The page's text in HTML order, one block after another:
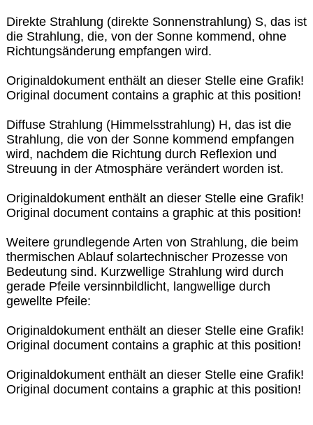
Direkte Strahlung (direkte Sonnenstrahlung) S, das ist
die Strahlung, die, von der Sonne kommend, ohne
Richtungsänderung empfangen wird.
Originaldokument enthält an dieser Stelle eine Grafik!
Original document contains a graphic at this position!
Diffuse Strahlung (Himmelsstrahlung) H, das ist die
Strahlung, die von der Sonne kommend empfangen
wird, nachdem die Richtung durch Reflexion und
Streuung in der Atmosphäre verändert worden ist.
Originaldokument enthält an dieser Stelle eine Grafik!
Original document contains a graphic at this position!
Weitere grundlegende Arten von Strahlung, die beim
thermischen Ablauf solartechnischer Prozesse von
Bedeutung sind. Kurzwellige Strahlung wird durch
gerade Pfeile versinnbildlicht, langwellige durch
gewellte Pfeile:
Originaldokument enthält an dieser Stelle eine Grafik!
Original document contains a graphic at this position!
Originaldokument enthält an dieser Stelle eine Grafik!
Original document contains a graphic at this position!